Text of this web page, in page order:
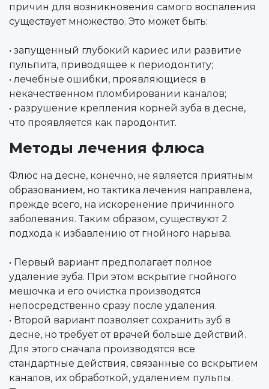
причин для возникновения самого воспаления
существует множество. Это может быть:
• запущенный глубокий кариес или развитие
пульпита, приводящее к периодонтиту;
• лечебные ошибки, проявляющиеся в
некачественном пломбировании каналов;
• разрушение крепления корней зуба в десне,
что проявляется как пародонтит.
Методы лечения флюса
Флюс на десне, конечно, не является приятным
образованием, но тактика лечения направлена,
прежде всего, на искоренение причинного
заболевания. Таким образом, существуют 2
подхода к избавлению от гнойного нарыва.
• Первый вариант предполагает полное
удаление зуба. При этом вскрытие гнойного
мешочка и его очистка производятся
непосредственно сразу после удаления.
• Второй вариант позволяет сохранить зуб в
десне, но требует от врачей больше действий.
Для этого сначала производятся все
стандартные действия, связанные со вскрытием
каналов, их обработкой, удалением пульпы.